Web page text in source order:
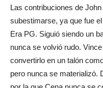
Las contribuciones de
subestimarse, ya que fue
Era PG. Siguió siendo un
nunca se volvió rudo.
convertirlo en un talón
pero nunca se materializó.